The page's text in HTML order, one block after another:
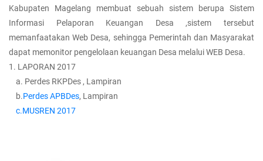
Kabupaten Magelang membuat sebuah sistem berupa Sistem
Informasi Pelaporan Keuangan Desa ,sistem tersebut
memanfaatakan Web Desa, sehingga Pemerintah dan Masyarakat
dapat memonitor pengelolaan keuangan Desa melalui WEB Desa.
1. LAPORAN 2017
a. Perdes RKPDes , Lampiran
b.Perdes APBDes, Lampiran
c.MUSREN 2017